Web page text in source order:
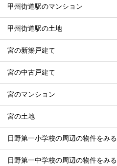
甲州街道駅のマンション
甲州街道駅の土地
宮の新築戸建て
宮の中古戸建て
宮のマンション
宮の土地
日野第一小学校の周辺の物件をみる
日野第一中学校の周辺の物件をみる